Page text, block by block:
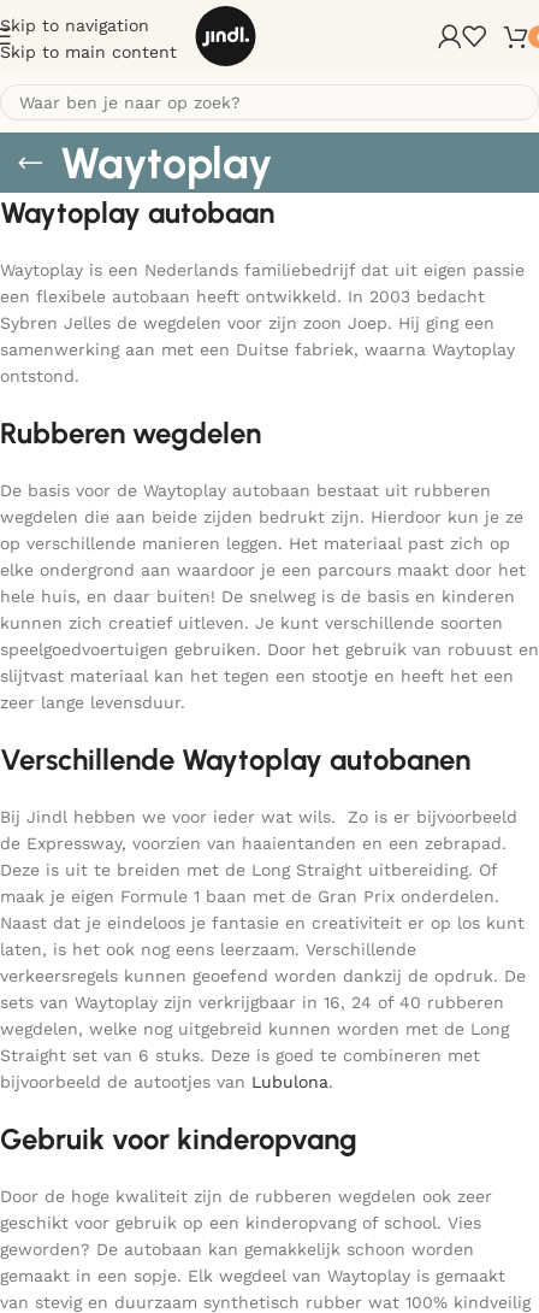
Skip to navigation
Skip to main content
Waytoplay
Waytoplay autobaan
Waytoplay is een Nederlands familiebedrijf dat uit eigen passie
een flexibele autobaan heeft ontwikkeld. In 2003 bedacht
Sybren Jelles de wegdelen voor zijn zoon Joep. Hij ging een
samenwerking aan met een Duitse fabriek, waarna Waytoplay
ontstond.
Rubberen wegdelen
De basis voor de Waytoplay autobaan bestaat uit rubberen
wegdelen die aan beide zijden bedrukt zijn. Hierdoor kun je ze
op verschillende manieren leggen. Het materiaal past zich op
elke ondergrond aan waardoor je een parcours maakt door het
hele huis, en daar buiten! De snelweg is de basis en kinderen
kunnen zich creatief uitleven. Je kunt verschillende soorten
speelgoedvoertuigen gebruiken. Door het gebruik van robuust en
slijtvast materiaal kan het tegen een stootje en heeft het een
zeer lange levensduur.
Verschillende Waytoplay autobanen
Bij Jindl hebben we voor ieder wat wils. Zo is er bijvoorbeeld
de Expressway, voorzien van haaientanden en een zebrapad.
Deze is uit te breiden met de Long Straight uitbereiding. Of
maak je eigen Formule 1 baan met de Gran Prix onderdelen.
Naast dat je eindeloos je fantasie en creativiteit er op los kunt
laten, is het ook nog eens leerzaam. Verschillende
verkeersregels kunnen geoefend worden dankzij de opdruk. De
sets van Waytoplay zijn verkrijgbaar in 16, 24 of 40 rubberen
wegdelen, welke nog uitgebreid kunnen worden met de Long
Straight set van 6 stuks. Deze is goed te combineren met
bijvoorbeeld de autootjes van Lubulona.
Gebruik voor kinderopvang
Door de hoge kwaliteit zijn de rubberen wegdelen ook zeer
geschikt voor gebruik op een kinderopvang of school. Vies
geworden? De autobaan kan gemakkelijk schoon worden
gemaakt in een sopje. Elk wegdeel van Waytoplay is gemaakt
van stevig en duurzaam synthetisch rubber wat 100% kindveilig